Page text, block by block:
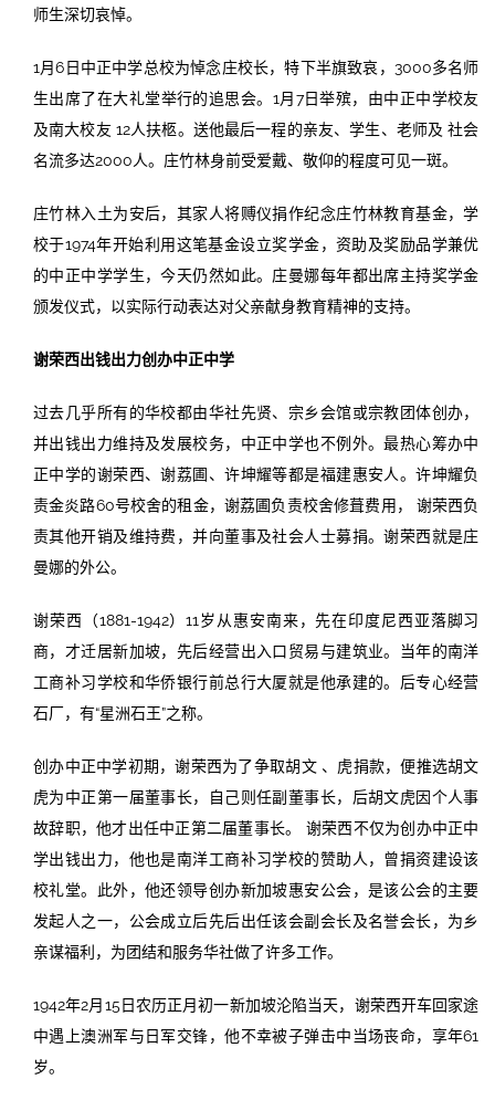
师生深切哀悼。
1月6日中正中学总校为悼念庄校长，特下半旗致哀，3000多名师
生出席了在大礼堂举行的追思会。1月7日举殡，由中正中学校友
及南大校友 12人扶柩。送他最后一程的亲友、学生、老师及 社会
名流多达2000人。庄竹林身前受爱戴、敬仰的程度可见一斑。
庄竹林入土为安后，其家人将赙仪捐作纪念庄竹林教育基金，学
校于1974年开始利用这笔基金设立奖学金，资助及奖励品学兼优
的中正中学学生，今天仍然如此。庄曼娜每年都出席主持奖学金
颁发仪式，以实际行动表达对父亲献身教育精神的支持。
谢荣西出钱出力创办中正中学
过去几乎所有的华校都由华社先贤、宗乡会馆或宗教团体创办，
并出钱出力维持及发展校务，中正中学也不例外。最热心筹办中
正中学的谢荣西、谢荔圃、许坤耀等都是福建惠安人。许坤耀负
责金炎路60号校舍的租金，谢荔圃负责校舍修葺费用， 谢荣西负
责其他开销及维持费，并向董事及社会人士募捐。谢荣西就是庄
曼娜的外公。
谢荣西（1881-1942）11岁从惠安南来，先在印度尼西亚落脚习
商，才迁居新加坡，先后经营出入口贸易与建筑业。当年的南洋
工商补习学校和华侨银行前总行大厦就是他承建的。后专心经营
石厂，有“星洲石王”之称。
创办中正中学初期，谢荣西为了争取胡文 、虎捐款，便推选胡文
虎为中正第一届董事长，自己则任副董事长，后胡文虎因个人事
故辞职，他才出任中正第二届董事长。 谢荣西不仅为创办中正中
学出钱出力，他也是南洋工商补习学校的赞助人，曾捐资建设该
校礼堂。此外，他还领导创办新加坡惠安公会，是该公会的主要
发起人之一，公会成立后先后出任该会副会长及名誉会长，为乡
亲谋福利，为团结和服务华社做了许多工作。
1942年2月15日农历正月初一新加坡沦陷当天，谢荣西开车回家途
中遇上澳洲军与日军交锋，他不幸被子弹击中当场丧命，享年61
岁。